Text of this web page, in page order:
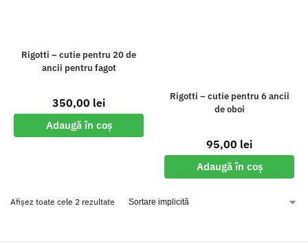
Rigotti – cutie pentru 20 de
ancii pentru fagot
350,00 lei
Adaugă în coș
Rigotti – cutie pentru 6 ancii
de oboi
95,00 lei
Adaugă în coș
Afișez toate cele 2 rezultate